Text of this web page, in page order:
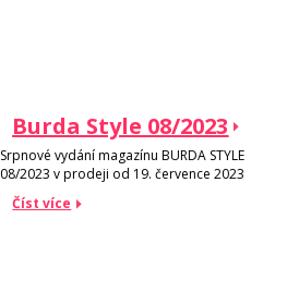
Burda Style 08/2023
Srpnové vydání magazínu BURDA STYLE
08/2023 v prodeji od 19. července 2023
Číst více